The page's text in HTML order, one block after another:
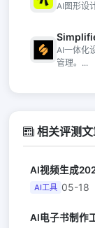
AI图形设
AI一体化
管理。...
相关评测
AI工具 05-18
AI电子书制作